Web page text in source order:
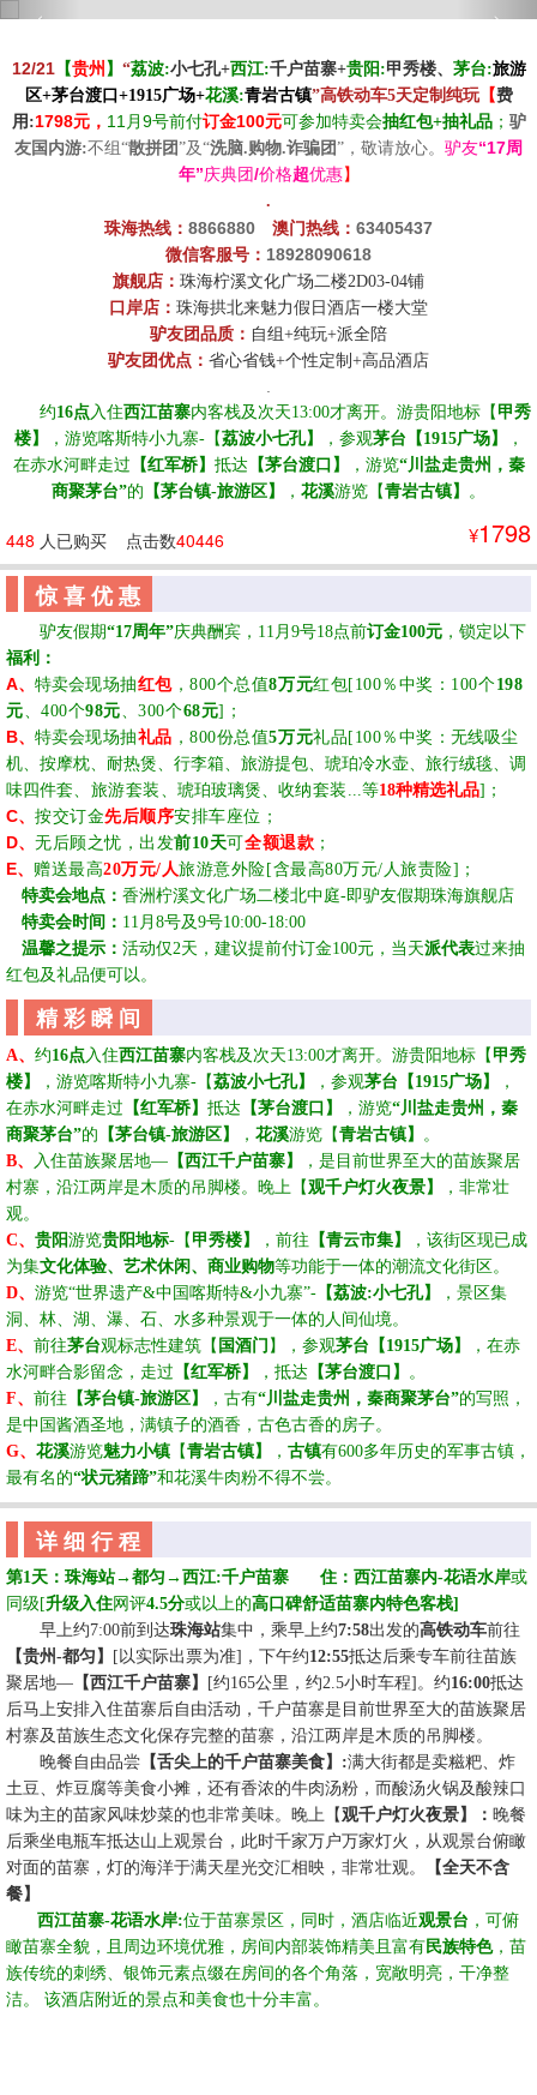
‹ ›
12/21【贵州 】 “荔波:小七孔+西江:千户苗寨+贵阳 :甲秀楼、 茅台:旅游
区+茅台渡口+1915广场+花溪:青岩古镇”高铁动车5天定制纯玩【费
用 :1798元， 1 1月9号前付订金100元可参加特卖会抽红包+抽礼品； 驴
友国内游:不组 “散拼团”及“洗脑.购物.诈骗团” ，敬请放心。 驴友“17周
年”庆典团 /价格超优惠】
.
珠海热线： 8866880 澳门热线： 63405437
微信客服号： 18928090618
旗舰店： 珠海柠溪文化广场二楼2D03-04铺
口岸店： 珠海拱北来魅力假日酒店一楼大堂
驴友团品质 ： 自组+纯玩+派全陪
驴友团优点 ： 省心省钱+个性定制+高品酒店
约16点入住西江苗寨内客栈及次天13:00才离开。游贵阳地标【 甲秀
楼】
，游览喀斯特小九寨-【荔波小七孔】 ，参观茅台【 1915广场】
，
在赤水河畔走过 【红军桥】 抵达【茅台渡口】 ， 游览“川盐走贵州，秦
商聚茅台”的 【茅台镇-旅游区】 ， 花溪游览 【青岩古镇】 。
448 人已购买 点击数40446 ¥1798
惊 喜 优 惠
驴友假期“17周年”庆典酬宾， 11月9号18点前订金100元 ，锁定以下
福利：
A、 特卖会现场抽红包，800个总值8万元红包[100％ 中奖 ：100个198
元、400个98元、300个68元]；
B、 特卖会现场抽礼品 ，800份总值5万元礼品 [100％ 中奖 ：无线吸尘
机、 按摩枕、 耐热煲、 行李箱、 旅游提包、 琥珀冷水壶、 旅行绒毯、 调
味四件套、旅游套装 、琥珀玻璃煲、 收纳套装 ...等18种精选礼品]；
C、 按交订金先后顺序安排车座位；
D、 无后顾 之忧，出发前10天可全额退款 ；
E、 赠送最高20万元/人旅游意外险[含最高80万元/人旅责险]；
特卖会地点： 香洲柠溪文化广场二楼北中庭-即驴友假期珠海旗舰店
特卖会时间 ： 11月8号及9号10:00-18:00
温馨之提示： 活动仅2天，建议提前付订金100元 ，当天派代表过来抽
红包及礼品便可以。
精 彩 瞬 间
A、 约16点入住西江苗寨内客栈及次天13:00才离开。游贵阳地标【 甲秀
楼】
，游览喀斯特小九寨-【荔波小七孔】 ，参观茅台【 1915广场】
，
在赤水河畔走过 【红军桥】 抵达 【茅台渡口】 ， 游览“川盐走贵州，秦
商聚茅台”的 【茅台镇-旅游区】 ， 花溪游览 【青岩古镇】 。
B、 入住苗族聚居地— 【西江千户苗寨】
，是目前世界至大的苗族聚居
村寨，沿江两岸是木质的吊脚楼。晚上【观千户灯火夜景】
，非常壮
观。
C、 贵阳游览贵阳地标-【 甲秀楼】 ，前往 【青云市集】
，该街区现已成
为集文化体验、艺术休闲、商业购物等功能于一体的潮流文化街区。
D、 游览“世界遗产&中国喀斯特&小九寨”- 【荔波:小七孔】
，景区集
洞、林、湖、瀑、石、水多种景观于一体的人间仙境。
E、 前往茅台观标志性建筑【 国酒门 】，参观茅台【 1915广场】
，在赤
水河畔合影留念，走过 【红军桥】 ，抵达 【茅台渡口】 。
F、 前往 【茅台镇-旅游区】 ，古有“川盐走贵州，秦商聚茅台”的写照，
是中国酱酒圣地，满镇子的酒香，古色古香的房子。
G、 花溪游览魅力小镇 【青岩古镇】 ， 古镇有600多年历史的军事古镇，
最有名的“状元猪蹄”和花溪牛肉粉不得不尝。
详 细 行 程
第1天：珠海站→ 都匀 →西江:千户苗寨 住： 西江苗寨内-花语水岸或
同级 [升级入住网评4.5分或以上的高口碑舒适苗寨内特色客栈]
早上约7:00前到达珠海站集中，乘早上约7:58出发的高铁动车前往
【贵州-都匀】 [以实际出票为准]，下午约12:55抵达后乘专车前往苗族
聚居地— 【西江千户苗寨】 [约165公里，约2.5小时车程]。 约16:00抵达
后马上安排入住苗寨后自由活动，千户苗寨是目前世界至大的苗族聚居
村寨及苗族生态文化保存完整的苗寨，沿江两岸是木质的吊脚楼。
晚餐自由品尝 【舌尖上的千户苗寨美食】 :满大街都是卖糍粑、炸
土豆、炸豆腐等美食小摊，还有香浓的牛肉汤粉，而酸汤火锅及酸辣口
味为主的苗家风味炒菜的也非常美味。晚上【观千户灯火夜景】： 晚餐
后乘坐电瓶车抵达山上观景台，此时千家万户万家灯火，从观景台俯瞰
对面的苗寨，灯的海洋于满天星光交汇相映，非常壮观。
【全天不含
餐】
西江苗寨-花语水岸:位于苗寨景区，同时，酒店临近观景台 ，可俯
瞰苗寨全貌，且周边环境优雅，房间内部装饰精美且富有民族特色，苗
族传统的刺绣、银饰元素点缀在房间的各个角落，宽敞明亮，干净整
洁。 该酒店附近的景点和美食也十分丰富。